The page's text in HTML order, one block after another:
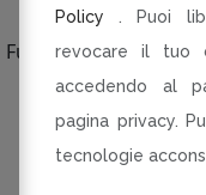
Fusorari di Dania
R-
Progetto
Policy . Puoi
revocare il tuo
accedendo al
pagina privacy.
tecnologie